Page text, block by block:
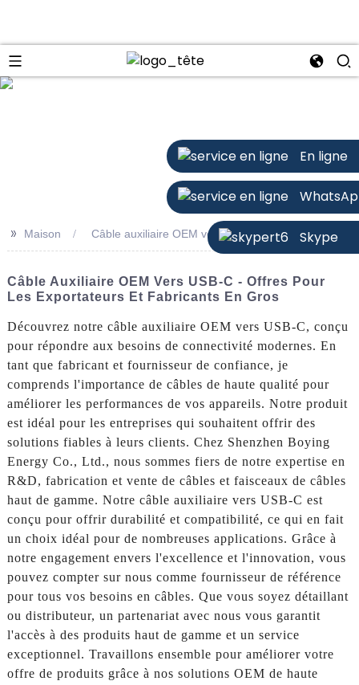
En ligne
Skype
>> Maison Câble auxiliaire OEM vers USB-C
Câble Auxiliaire OEM Vers USB-C - Offres Pour
Les Exportateurs Et Fabricants En Gros
Découvrez notre câble auxiliaire OEM vers USB-C, conçu
pour répondre aux besoins de connectivité modernes. En
tant que fabricant et fournisseur de confiance, je
comprends l'importance de câbles de haute qualité pour
améliorer les performances de vos appareils. Notre produit
est idéal pour les entreprises qui souhaitent offrir des
solutions fiables à leurs clients. Chez Shenzhen Boying
Energy Co., Ltd., nous sommes fiers de notre expertise en
R&D, fabrication et vente de câbles et faisceaux de câbles
haut de gamme. Notre câble auxiliaire vers USB-C est
conçu pour offrir durabilité et compatibilité, ce qui en fait
un choix idéal pour de nombreuses applications. Grâce à
notre engagement envers l'excellence et l'innovation, vous
pouvez compter sur nous comme fournisseur de référence
pour tous vos besoins en câbles. Que vous soyez détaillant
ou distributeur, un partenariat avec nous vous garantit
l'accès à des produits haut de gamme et un service
exceptionnel. Travaillons ensemble pour améliorer votre
offre de produits grâce à nos solutions OEM de haute